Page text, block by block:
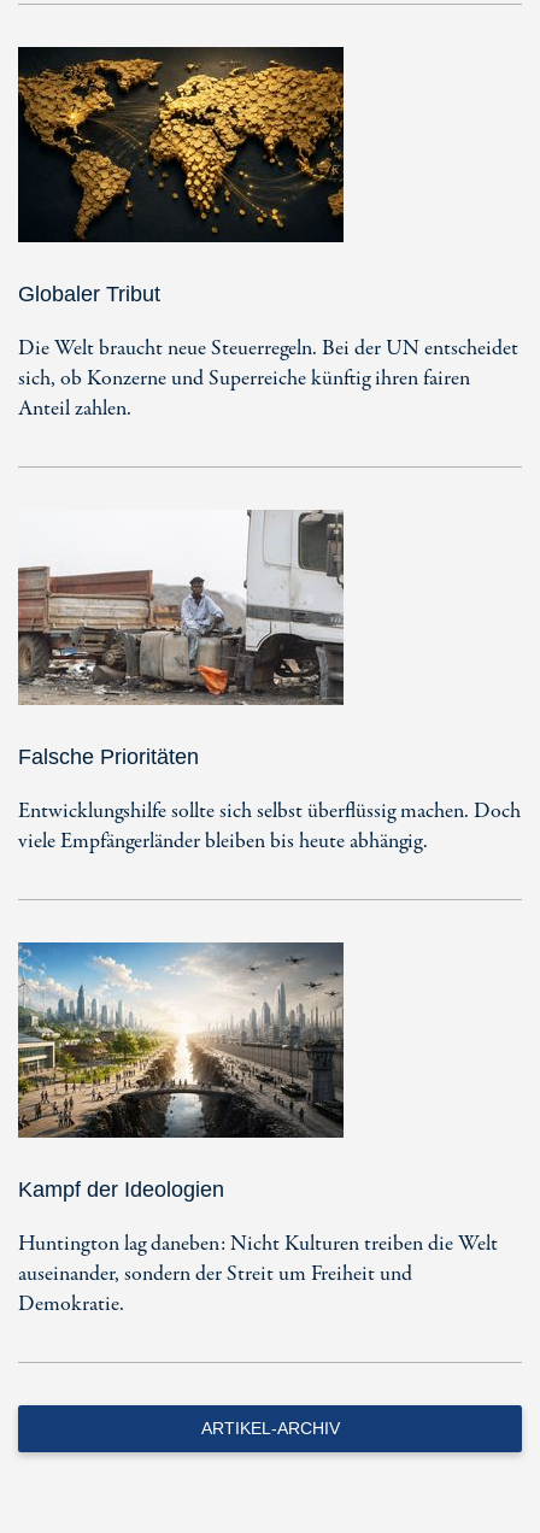
Globaler Tribut
Die Welt braucht neue Steuerregeln. Bei der UN entscheidet
sich, ob Konzerne und Superreiche künftig ihren fairen
Anteil zahlen.
Falsche Prioritäten
Entwicklungshilfe sollte sich selbst überflüssig machen. Doch
viele Empfängerländer bleiben bis heute abhängig.
Kampf der Ideologien
Huntington lag daneben: Nicht Kulturen treiben die Welt
auseinander, sondern der Streit um Freiheit und
Demokratie.
ARTIKEL-ARCHIV